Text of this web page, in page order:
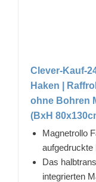
Clever-Kauf-
Haken |
ohne Bohren
(BxH
Magnetrollo
aufgedruckte
Das
integrierten